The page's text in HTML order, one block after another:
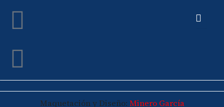
Facebook
Instagram
Maquetación y Diseño: Minero García